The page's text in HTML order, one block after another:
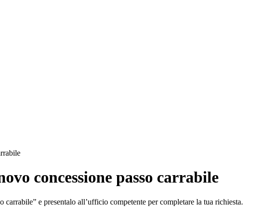
concessione passo carrabile
e presentalo all’ufficio competente per completare la tua richiesta.